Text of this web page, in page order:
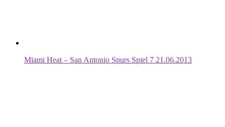
Miami Heat – San Antonio Spurs Spiel 7 21.06.2013